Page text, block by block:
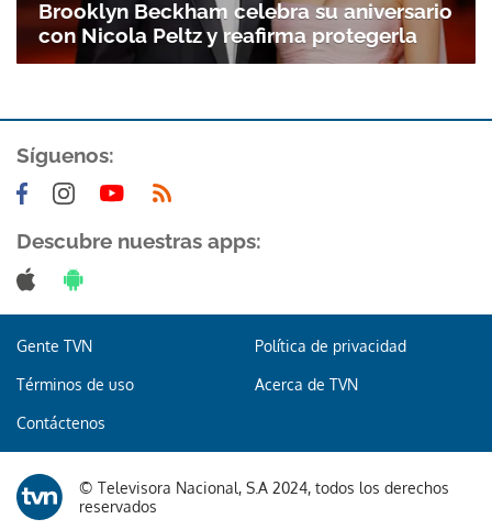
Brooklyn Beckham celebra su aniversario
con Nicola Peltz y reafirma protegerla
Síguenos:
Descubre nuestras apps:
Gente TVN Política de privacidad
Términos de uso Acerca de TVN
Contáctenos
© Televisora Nacional, S.A 2024, todos los derechos
reservados